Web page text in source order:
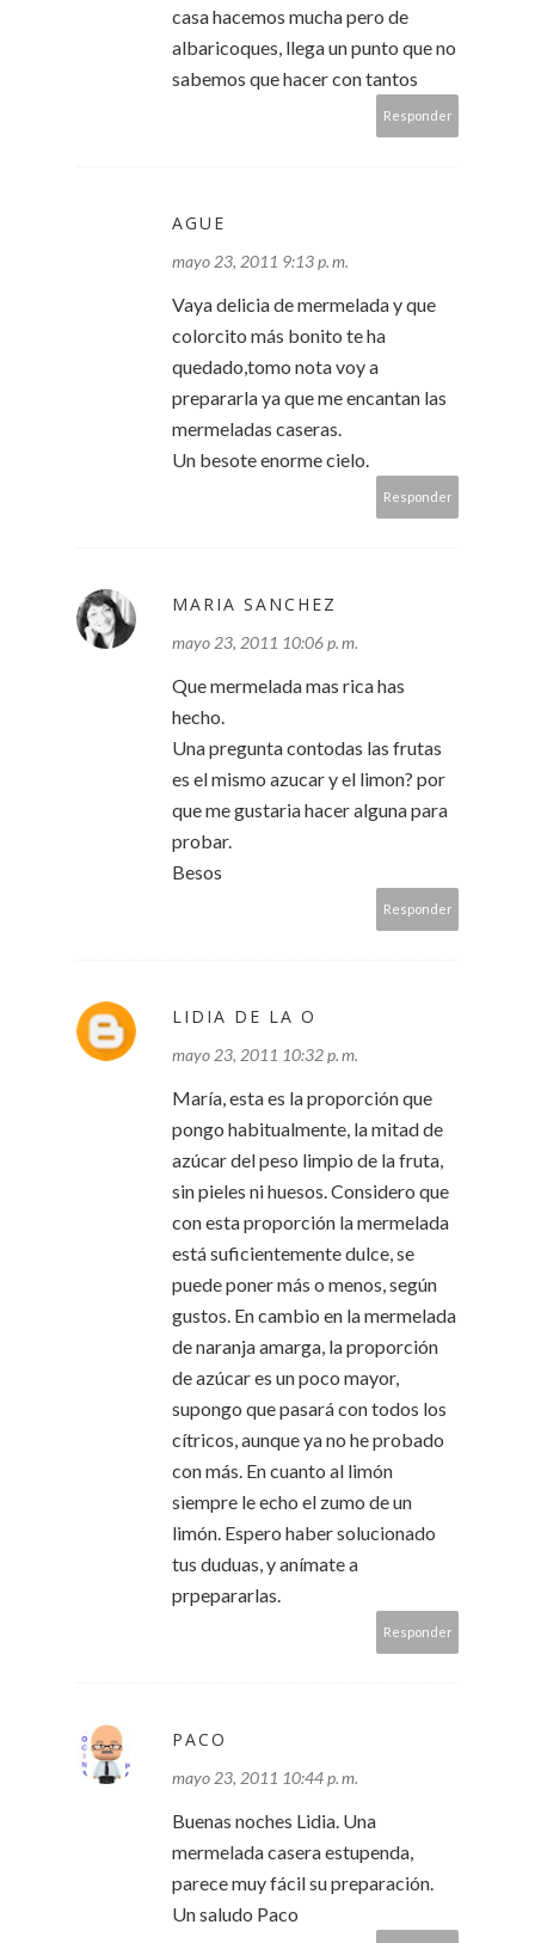
casa hacemos mucha pero de
albaricoques, llega un punto que no
sabemos que hacer con tantos
Responder
AGUE
mayo 23, 2011 9:13 p. m.
Vaya delicia de mermelada y que
colorcito más bonito te ha
quedado,tomo nota voy a
prepararla ya que me encantan las
mermeladas caseras.
Un besote enorme cielo.
Responder
MARIA SANCHEZ
mayo 23, 2011 10:06 p. m.
Que mermelada mas rica has
hecho.
Una pregunta contodas las frutas
es el mismo azucar y el limon? por
que me gustaria hacer alguna para
probar.
Besos
Responder
LIDIA DE LA O
mayo 23, 2011 10:32 p. m.
María, esta es la proporción que
pongo habitualmente, la mitad de
azúcar del peso limpio de la fruta,
sin pieles ni huesos. Considero que
con esta proporción la mermelada
está suficientemente dulce, se
puede poner más o menos, según
gustos. En cambio en la mermelada
de naranja amarga, la proporción
de azúcar es un poco mayor,
supongo que pasará con todos los
cítricos, aunque ya no he probado
con más. En cuanto al limón
siempre le echo el zumo de un
limón. Espero haber solucionado
tus duduas, y anímate a
prpepararlas.
Responder
PACO
mayo 23, 2011 10:44 p. m.
Buenas noches Lidia. Una
mermelada casera estupenda,
parece muy fácil su preparación.
Un saludo Paco